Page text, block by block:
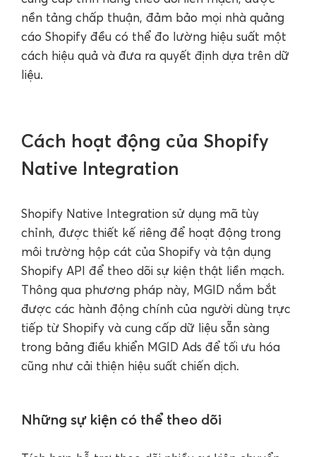
nền tảng chấp thuận, đảm bảo mọi nhà quảng
cáo Shopify đều có thể đo lường hiệu suất một
cách hiệu quả và đưa ra quyết định dựa trên dữ
liệu.
Cách hoạt động của Shopify
Native Integration
Shopify Native Integration sử dụng mã tùy
chỉnh, được thiết kế riêng để hoạt động trong
môi trường hộp cát của Shopify và tận dụng
Shopify API để theo dõi sự kiện thật liền mạch.
Thông qua phương pháp này, MGID nắm bắt
được các hành động chính của người dùng trực
tiếp từ Shopify và cung cấp dữ liệu sẵn sàng
trong bảng điều khiển MGID Ads để tối ưu hóa
cũng như cải thiện hiệu suất chiến dịch.
Những sự kiện có thể theo dõi